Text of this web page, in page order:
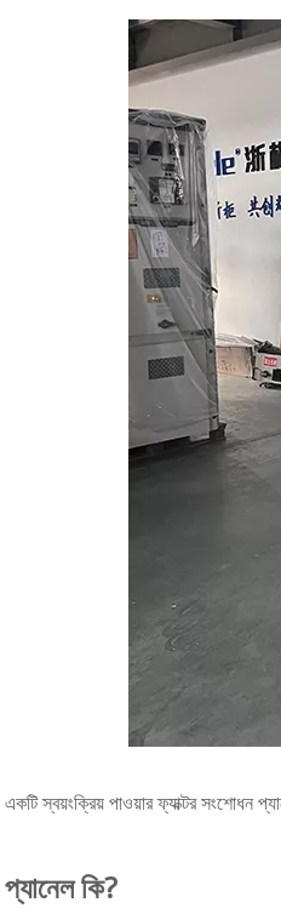
স্বয়ংক্রিয় পাওয়ার ফ্যাক্টর সংশোধন
কি?